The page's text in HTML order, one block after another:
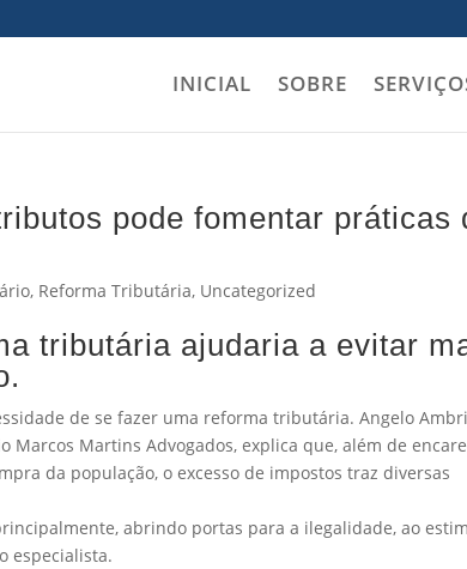
INICIAL SOBRE
pode fomentar práticas
, Reforma Tributária, Uncategorized
tributária ajudaria a evitar
de se fazer uma reforma tributária. Angelo
Martins Advogados, explica que, além de
da população, o excesso de impostos traz diversas
abrindo portas para a ilegalidade, ao
especialista.